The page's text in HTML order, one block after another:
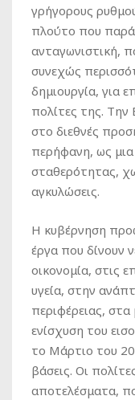
γρήγορους
πλούτο που
ανταγωνιστική,
συνεχώς
δημιουργία, για
πολίτες της. Την
στο διεθνές
περήφανη, ως
σταθερότητας,
αγκυλώσεις.
Η κυβέρνηση
έργα που δίνουν
οικονομία, στις
υγεία, στην
περιφέρειας,
ενίσχυση του
το Μάρτιο του
βάσεις. Οι
αποτελέσματα,